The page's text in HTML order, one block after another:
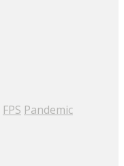
FPS Pandemic